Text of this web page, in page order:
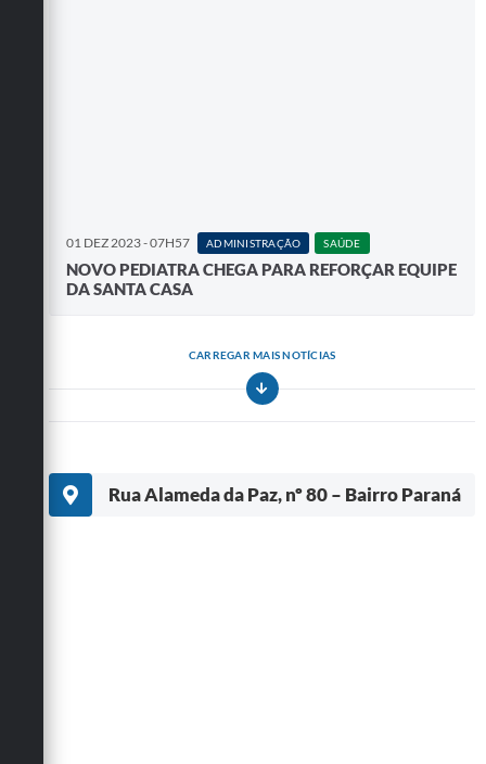
01 DEZ 2023 - 07H57 ADMINISTRAÇÃO SAÚDE
NOVO PEDIATRA CHEGA PARA REFORÇAR EQUIPE
DA SANTA CASA
CARREGAR MAIS NOTÍCIAS
Rua Alameda da Paz, nº 80 – Bairro Paraná